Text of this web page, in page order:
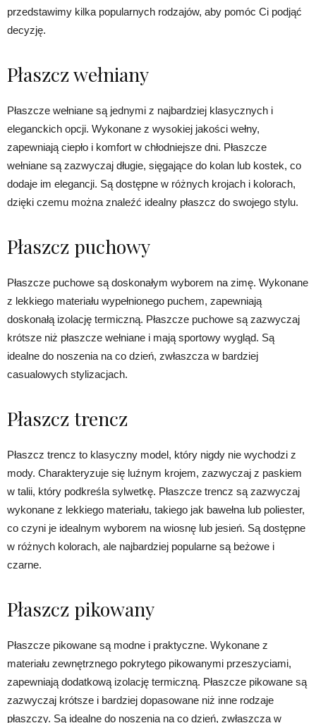
przedstawimy kilka popularnych rodzajów, aby pomóc Ci podjąć
decyzję.
Płaszcz wełniany
Płaszcze wełniane są jednymi z najbardziej klasycznych i
eleganckich opcji. Wykonane z wysokiej jakości wełny,
zapewniają ciepło i komfort w chłodniejsze dni. Płaszcze
wełniane są zazwyczaj długie, sięgające do kolan lub kostek, co
dodaje im elegancji. Są dostępne w różnych krojach i kolorach,
dzięki czemu można znaleźć idealny płaszcz do swojego stylu.
Płaszcz puchowy
Płaszcze puchowe są doskonałym wyborem na zimę. Wykonane
z lekkiego materiału wypełnionego puchem, zapewniają
doskonałą izolację termiczną. Płaszcze puchowe są zazwyczaj
krótsze niż płaszcze wełniane i mają sportowy wygląd. Są
idealne do noszenia na co dzień, zwłaszcza w bardziej
casualowych stylizacjach.
Płaszcz trencz
Płaszcz trencz to klasyczny model, który nigdy nie wychodzi z
mody. Charakteryzuje się luźnym krojem, zazwyczaj z paskiem
w talii, który podkreśla sylwetkę. Płaszcze trencz są zazwyczaj
wykonane z lekkiego materiału, takiego jak bawełna lub poliester,
co czyni je idealnym wyborem na wiosnę lub jesień. Są dostępne
w różnych kolorach, ale najbardziej popularne są beżowe i
czarne.
Płaszcz pikowany
Płaszcze pikowane są modne i praktyczne. Wykonane z
materiału zewnętrznego pokrytego pikowanymi przeszyciami,
zapewniają dodatkową izolację termiczną. Płaszcze pikowane są
zazwyczaj krótsze i bardziej dopasowane niż inne rodzaje
płaszczy. Są idealne do noszenia na co dzień, zwłaszcza w